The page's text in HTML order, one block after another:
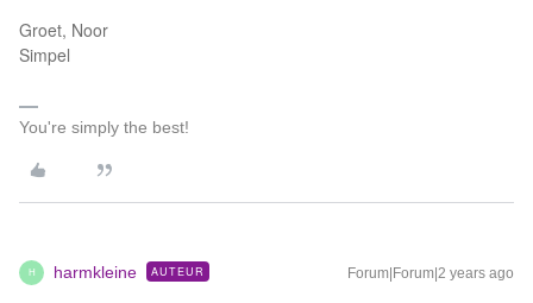
Groet, Noor
Simpel
You're simply the best!
H harmkleine AUTEUR Forum|Forum|2 years ago